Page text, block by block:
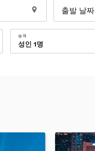
출발 날짜
승객